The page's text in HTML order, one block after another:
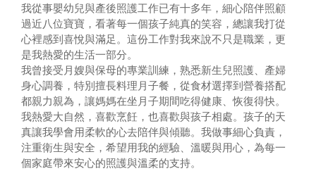
我從事嬰幼兒與產後照護工作已有十多年，細心陪伴照顧
過近八位寶寶，看著每一個孩子純真的笑容，總讓我打從
心裡感到喜悅與滿足。這份工作對我來說不只是職業，更
是我熱愛的生活一部分。
我曾接受月嫂與保母的專業訓練，熟悉新生兒照護、產婦
身心調養，特別擅長料理月子餐，從食材選擇到營養搭配
都親力親為，讓媽媽在坐月子期間吃得健康、恢復得快。
我熱愛大自然，喜歡烹飪，也喜歡與孩子相處。孩子的天
真讓我學會用柔軟的心去陪伴與傾聽。我做事細心負責，
注重衛生與安全，希望用我的經驗、溫暖與用心，為每一
個家庭帶來安心的照護與溫柔的支持。